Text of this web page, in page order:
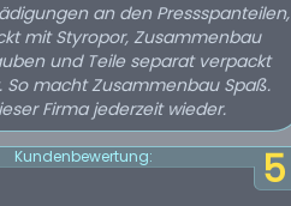
an den Pressspanteilen,
mit Styropor, Zusammenbau
und Teile separat verpackt
So macht Zusammenbau Spaß.
Firma jederzeit wieder.
5
Kundenbewertung: